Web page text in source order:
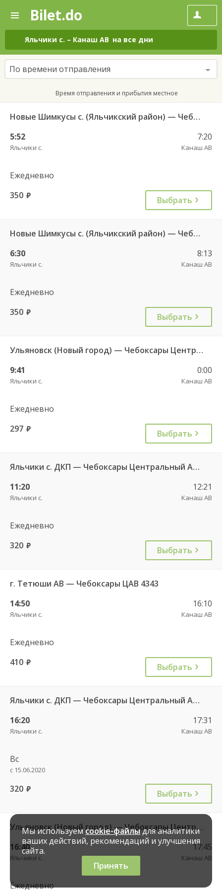
—
Поиск
и
покупка
билетов
на
автобус
онлайн
Bilet.do
Яльчики с. – Канаш АВ на все дни
По времени отправления
Время отправления и прибытия местное
Новые Шимкусы с. (Яльчикский район) — Чебоксары Центральный АВ 653
5:52
Яльчики с.
7:20
Канаш АВ
Ежедневно
350 руб. Выбрать
Новые Шимкусы с. (Яльчикский район) — Чебоксары Центральный АВ 653
6:30
Яльчики с.
8:13
Канаш АВ
Ежедневно
350 руб. Выбрать
Ульяновск (Новый город) — Чебоксары Центральный АВ 7909
9:41
Яльчики с.
0:00
Канаш АВ
Ежедневно
297 руб. Выбрать
Яльчики с. ДКП — Чебоксары Центральный АВ 534
11:20
Яльчики с.
12:21
Канаш АВ
Ежедневно
320 руб. Выбрать
г. Тетюши АВ — Чебоксары ЦАВ 4343
14:50
Яльчики с.
16:10
Канаш АВ
Ежедневно
410 руб. Выбрать
Яльчики с. ДКП — Чебоксары Центральный АВ 534
16:20
Яльчики с.
17:31
Канаш АВ
Вс
с 15.06.2020
320 руб. Выбрать
Ульяновск (Новый город) — Чебоксары Центральный АВ 3070
16:40
Яльчики с.
17:45
Канаш АВ
Ежедневно
Мы используем cookie-файлыдля аналитики
ваших действий, рекомендаций и улучшения
сайта.
Принять